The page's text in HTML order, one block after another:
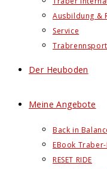
Ausbildung &
Service
Trabrennsport
Der Heuboden
Meine Angebote
Back in
EBook
RESET RIDE